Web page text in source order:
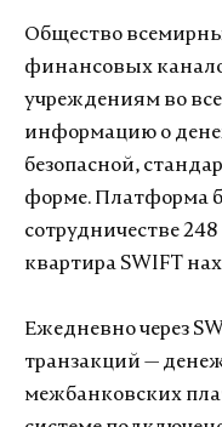
Общество
финансовых
учреждениям во
информацию о
безопасной,
форме. Платформа
сотрудничестве
квартира SWIFT
Ежедневно через
транзакций —
межбанковских